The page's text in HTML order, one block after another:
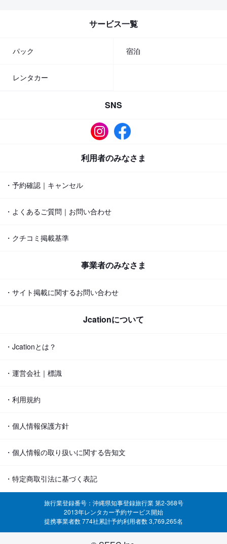
サービス一覧
パック 宿泊
レンタカー
SNS
利用者のみなさま
・予約確認｜キャンセル
・よくあるご質問｜お問い合わせ
・クチコミ掲載基準
事業者のみなさま
・サイト掲載に関するお問い合わせ
Jcationについて
・Jcationとは？
・運営会社｜標識
・利用規約
・個人情報保護方針
・個人情報の取り扱いに関する告知文
・特定商取引法に基づく表記
旅行業登録番号：沖縄県知事登録旅行業 第2-368号
2013年レンタカー予約サービス開始
提携事業者数 774社累計予約利用者数 3,769,265名